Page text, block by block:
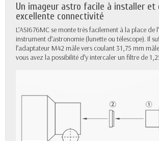
Un imageur astro facile à installer et
excellente connectivité
L’ASI676MC se monte très facilement à la place de
instrument d’astronomie (lunette ou télescope). Il
l’adaptateur M42 mâle vers coulant 31,75 mm
vous avez la possibilité d’y intercaler un filtre de